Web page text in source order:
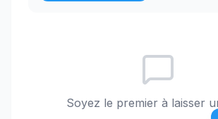
Soyez le premier à laisser